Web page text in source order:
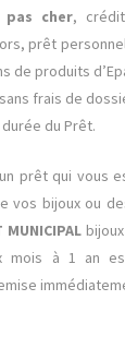
cher, crédit
prêt
de produits
frais de
du Prêt.
prêt qui vous
vos bijoux ou
MUNICIPAL
mois à 1 an